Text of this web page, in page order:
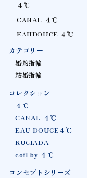
４℃
CANAL ４℃
EAUDOUCE ４℃
カテゴリー
婚約指輪
結婚指輪
コレクション
４℃
CANAL ４℃
EAU DOUCE４℃
RUGIADA
cofl by ４℃
コンセプトシリーズ